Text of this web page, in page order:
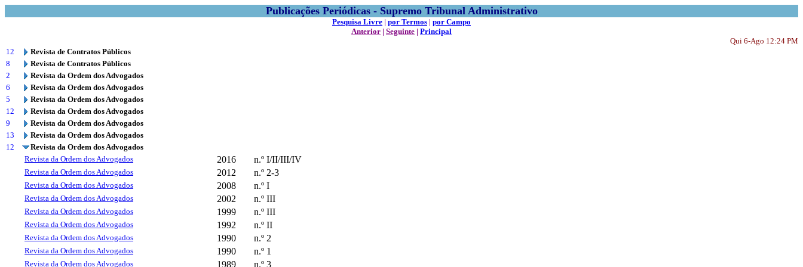
Publicações Periódicas - Supremo Tribunal Administrativo
Pesquisa Livre | por Termos | por Campo
Anterior | Seguinte | Principal
Qui 6-Ago 12:24 PM
12
Revista de Contratos Públicos
8
Revista de Contratos Públicos
2
Revista da Ordem dos Advogados
6
Revista da Ordem dos Advogados
5
Revista da Ordem dos Advogados
12
Revista da Ordem dos Advogados
9
Revista da Ordem dos Advogados
13
Revista da Ordem dos Advogados
12
Revista da Ordem dos Advogados
Revista da Ordem dos Advogados
2016 n.º I/II/III/IV
Revista da Ordem dos Advogados 2012 n.º 2-3
Revista da Ordem dos Advogados 2008 n.º I
Revista da Ordem dos Advogados 2002 n.º III
Revista da Ordem dos Advogados 1999 n.º III
Revista da Ordem dos Advogados 1992 n.º II
Revista da Ordem dos Advogados 1990 n.º 2
Revista da Ordem dos Advogados 1990 n.º 1
Revista da Ordem dos Advogados 1989 n.º 3